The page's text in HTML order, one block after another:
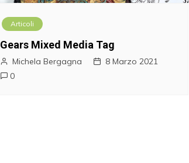
Articoli
Gears Mixed Media Tag
Michela Bergagna
8 Marzo 2021
0